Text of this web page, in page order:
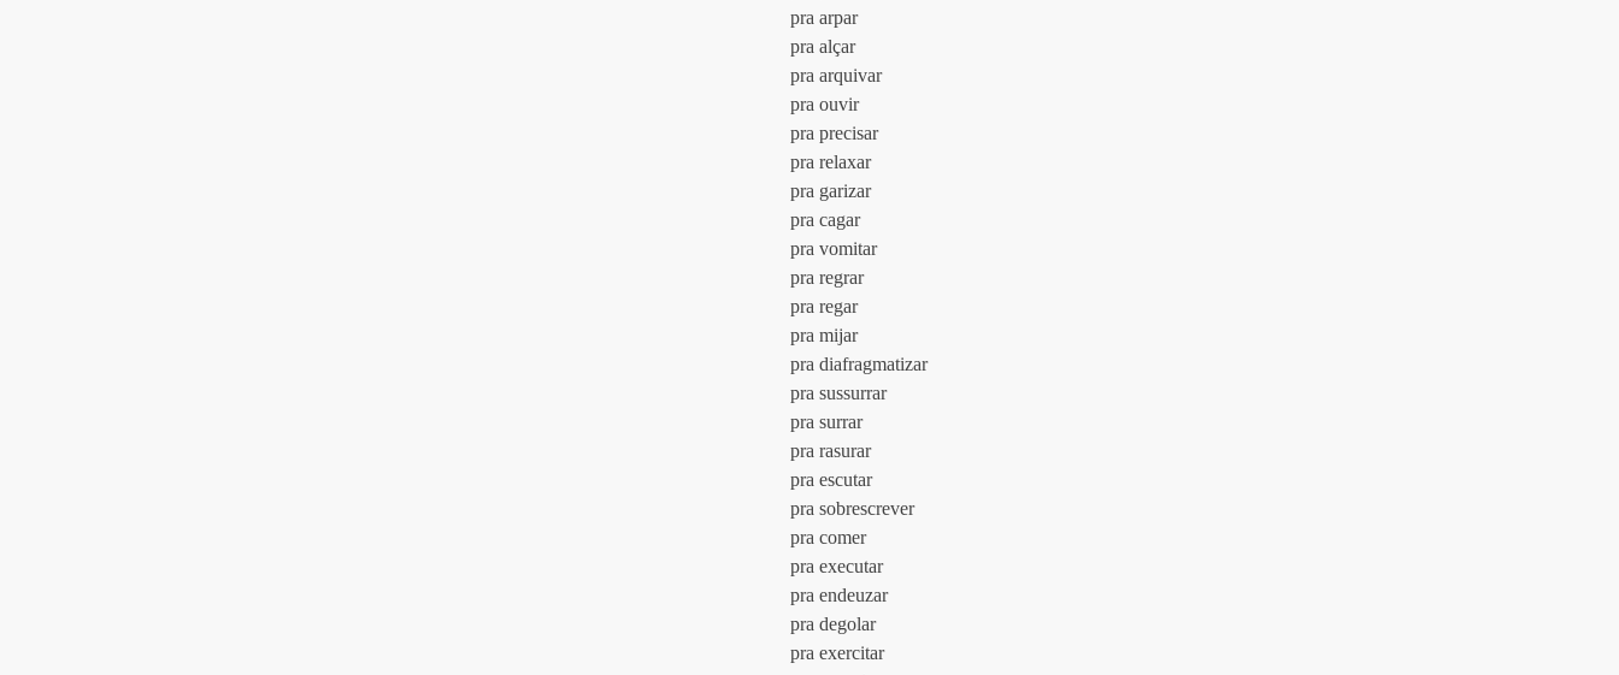
				pra arpar
				pra alçar
				pra arquivar
				pra ouvir
				pra precisar
				pra relaxar
				pra garizar
				pra cagar
				pra vomitar
				pra regrar
				pra regar
				pra mijar
				pra diafragmatizar
				pra sussurrar
				pra surrar
				pra rasurar
				pra escutar
				pra sobrescrever
				pra comer
				pra executar
				pra endeuzar
				pra degolar
				pra exercitar